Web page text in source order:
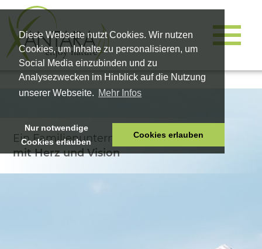
Diese Webseite nutzt Cookies. Wir nutzen
Cookies, um Inhalte zu personalisieren, um
Social Media einzubinden und zu
Analysezwecken im Hinblick auf die Nutzung
unserer Webseite. Mehr Infos
Nur notwendige
Cookies erlauben
Cookies erlauben
HOME
Ein Familienunternehmen
mit Herz und Vision